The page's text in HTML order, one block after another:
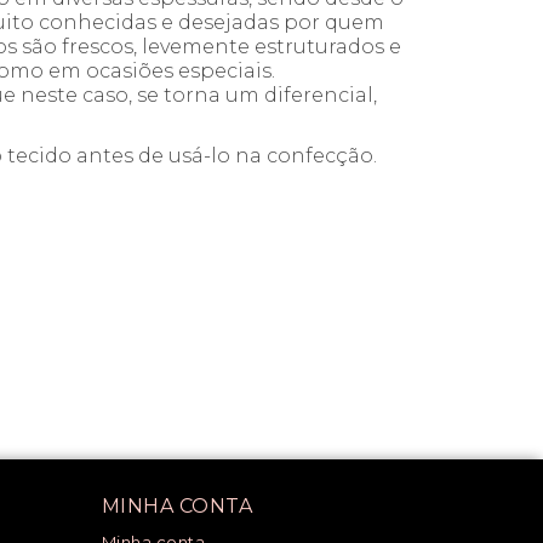
conhecidas e desejadas por quem
são frescos, levemente estruturados e
em ocasiões especiais.
neste caso, se torna um diferencial,
antes de usá-lo na confecção.
MINHA CONTA